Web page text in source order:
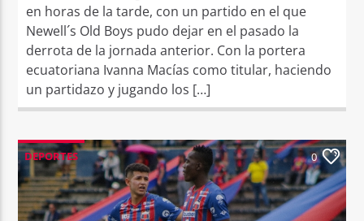
en horas de la tarde, con un partido en el que
Newell´s Old Boys pudo dejar en el pasado la
derrota de la jornada anterior. Con la portera
ecuatoriana Ivanna Macías como titular, haciendo
un partidazo y jugando los […]
DEPORTES 0